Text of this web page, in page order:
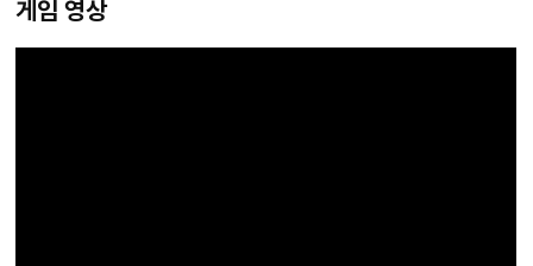
게임 영상